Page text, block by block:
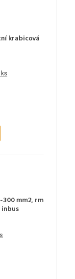
krabicová
300 mm2, rm
inbus